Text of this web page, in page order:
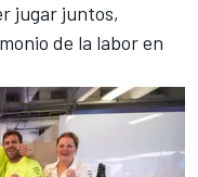
jugar juntos,
de la labor en